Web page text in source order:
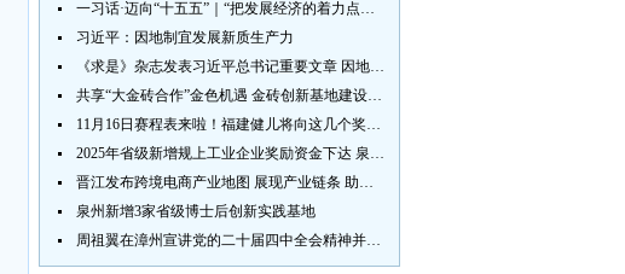
一习话·迈向“十五五”｜“把发展经济的着力点放在实体经济上”
习近平：因地制宜发展新质生产力
《求是》杂志发表习近平总书记重要文章 因地制宜发展新质生产力
共享“大金砖合作”金色机遇 金砖创新基地建设成效显著
11月16日赛程表来啦！福建健儿将向这几个奖牌发起冲击→
2025年省级新增规上工业企业奖励资金下达 泉州市获补资金居全省首位
晋江发布跨境电商产业地图 展现产业链条 助力“晋品出海”
泉州新增3家省级博士后创新实践基地
周祖翼在漳州宣讲党的二十届四中全会精神并调研